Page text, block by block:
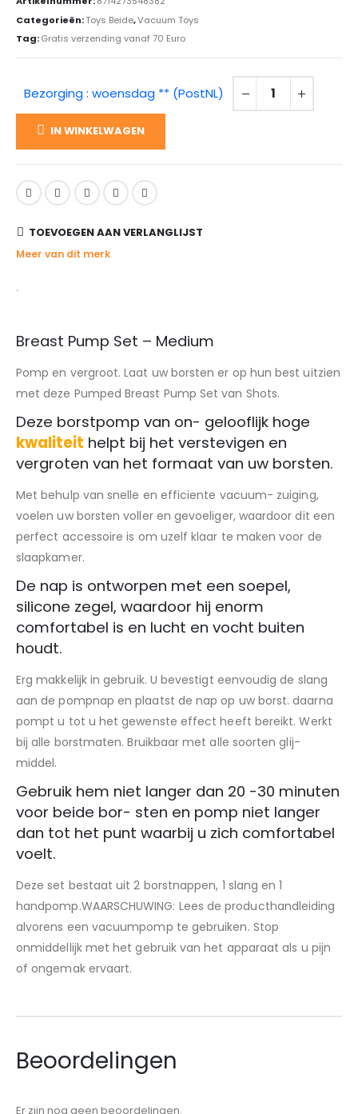
Categorieën:Toys Beide,Vacuum Toys
Tag:Gratis verzending vanaf 70 Euro
Bezorging : woensdag ** (PostNL)
IN WINKELWAGEN
TOEVOEGEN AAN VERLANGLIJST
Meer van dit merk
Breast Pump Set – Medium
Pomp en vergroot. Laat uw borsten er op hun best uitzien
met deze Pumped Breast Pump Set van Shots.
Deze borstpomp van on- gelooflijk hoge
kwaliteit helpt bij het verstevigen en
vergroten van het formaat van uw borsten.
Met behulp van snelle en efficiente vacuum- zuiging,
voelen uw borsten voller en gevoeliger, waardoor dit een
perfect accessoire is om uzelf klaar te maken voor de
slaapkamer.
De nap is ontworpen met een soepel,
silicone zegel, waardoor hij enorm
comfortabel is en lucht en vocht buiten
houdt.
Erg makkelijk in gebruik. U bevestigt eenvoudig de slang
aan de pompnap en plaatst de nap op uw borst. daarna
pompt u tot u het gewenste effect heeft bereikt. Werkt
bij alle borstmaten. Bruikbaar met alle soorten glij-
middel.
Gebruik hem niet langer dan 20 -30 minuten
voor beide bor- sten en pomp niet langer
dan tot het punt waarbij u zich comfortabel
voelt.
Deze set bestaat uit 2 borstnappen, 1 slang en 1
handpomp.WAARSCHUWING: Lees de producthandleiding
alvorens een vacuumpomp te gebruiken. Stop
onmiddellijk met het gebruik van het apparaat als u pijn
of ongemak ervaart.
Beoordelingen
Er zijn nog geen beoordelingen.